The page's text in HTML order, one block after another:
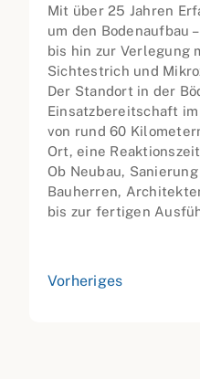
Mit über 25 Jahren
um den Bodenaufbau
bis hin zur Verlegung
Sichtestrich und
Der Standort in der
Einsatzbereitschaft
von rund 60
Ort, eine
Ob Neubau,
Bauherren,
bis zur fertigen
Vorheriges